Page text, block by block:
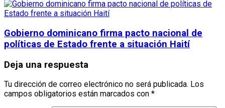
Gobierno dominicano firma pacto nacional de
políticas de Estado frente a situación Haití
Deja una respuesta
Tu dirección de correo electrónico no será publicada. Los
campos obligatorios están marcados con *